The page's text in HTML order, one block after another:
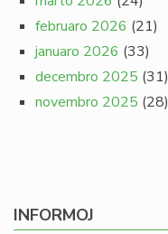
februaro 2026 (21)
januaro 2026 (33)
decembro 2025 (31)
novembro 2025 (28)
INFORMOJ